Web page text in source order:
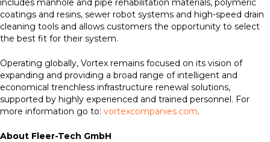
includes manhole and pipe rehabilitation materials, polymeric
coatings and resins, sewer robot systems and high-speed drain
cleaning tools and allows customers the opportunity to select
the best fit for their system.
Operating globally, Vortex remains focused on its vision of
expanding and providing a broad range of intelligent and
economical trenchless infrastructure renewal solutions,
supported by highly experienced and trained personnel. For
more information go to: vortexcompanies.com.
About Fleer-Tech GmbH